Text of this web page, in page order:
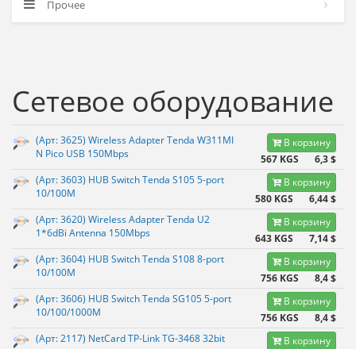
Прочее
Сетевое оборудование
(Арт: 3625) Wireless Adapter Tenda W311MI
N Pico USB 150Mbps
В корзину
6,3 $
567 KGS
(Арт: 3603) HUB Switch Tenda S105 5-port
10/100M
В корзину
6,44 $
580 KGS
(Арт: 3620) Wireless Adapter Tenda U2
1*6dBi Antenna 150Mbps
В корзину
7,14 $
643 KGS
(Арт: 3604) HUB Switch Tenda S108 8-port
10/100M
В корзину
8,4 $
756 KGS
(Арт: 3606) HUB Switch Tenda SG105 5-port
10/100/1000M
В корзину
8,4 $
756 KGS
(Арт: 2117) NetCard TP-Link TG-3468 32bit
В корзину